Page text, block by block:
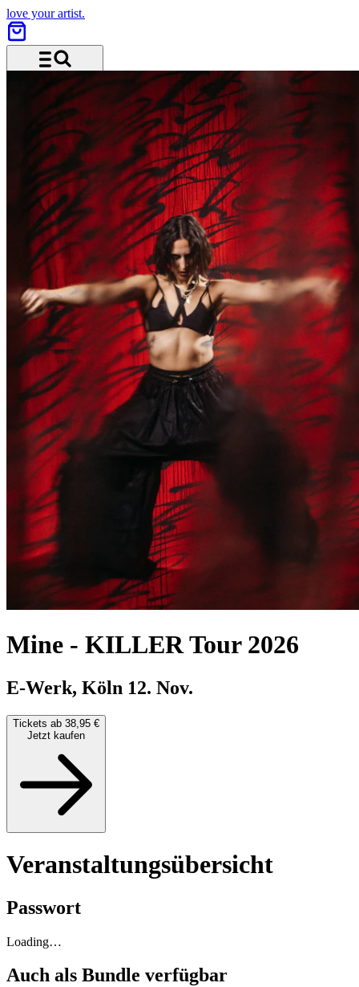
love your artist.
Menü und Suche
Mine - KILLER Tour 2026
E-Werk, Köln 12. Nov.
Tickets ab 38,95 €
Jetzt kaufen
Veranstaltungsübersicht
Passwort
Loading…
Auch als Bundle verfügbar